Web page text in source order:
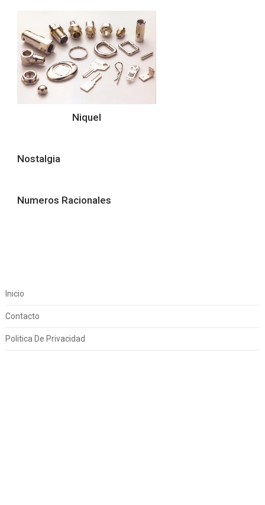
Niquel
Nostalgia
Numeros Racionales
Inicio
Contacto
Politica De Privacidad